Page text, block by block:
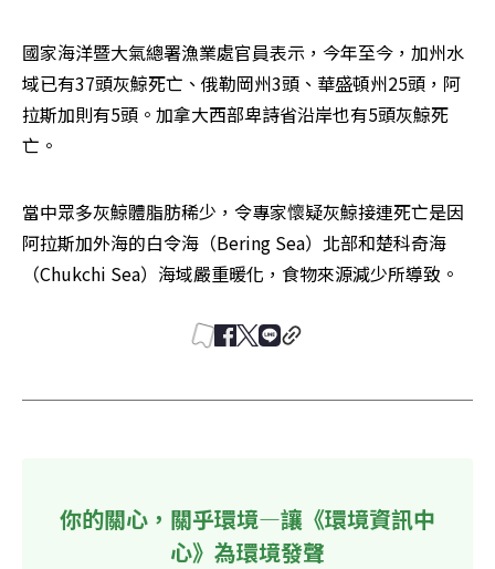
國家海洋暨大氣總署漁業處官員表示，今年至今，加州水
域已有37頭灰鯨死亡、俄勒岡州3頭、華盛頓州25頭，阿
拉斯加則有5頭。加拿大西部卑詩省沿岸也有5頭灰鯨死
亡。
當中眾多灰鯨體脂肪稀少，令專家懷疑灰鯨接連死亡是因
阿拉斯加外海的白令海（Bering Sea）北部和楚科奇海
（Chukchi Sea）海域嚴重暖化，食物來源減少所導致。
你的關心，關乎環境—讓《環境資訊中
心》為環境發聲